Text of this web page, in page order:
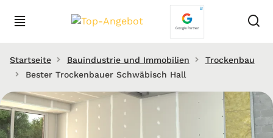
Startseite Bauindustrie und Immobilien
Trockenbau
Bester Trockenbauer Schwäbisch Hall